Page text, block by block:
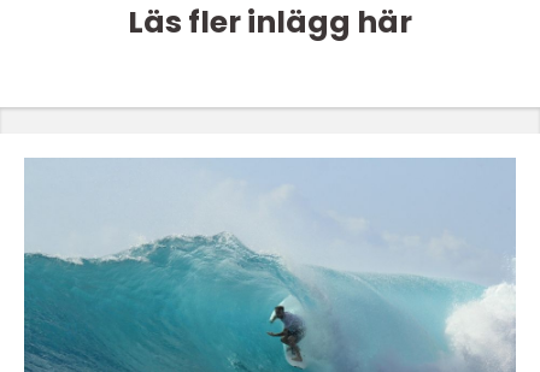
Läs fler inlägg här